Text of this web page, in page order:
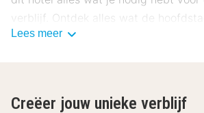
verblijf. Ontdek alles wat de
bieden heeft!
afstand van het historische centrum
Lees meer
Creëer jouw unieke verblijf